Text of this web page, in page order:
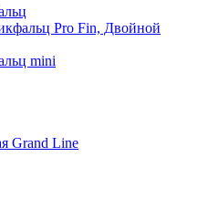
Pro Fin, Двойной
mini
Grand Line